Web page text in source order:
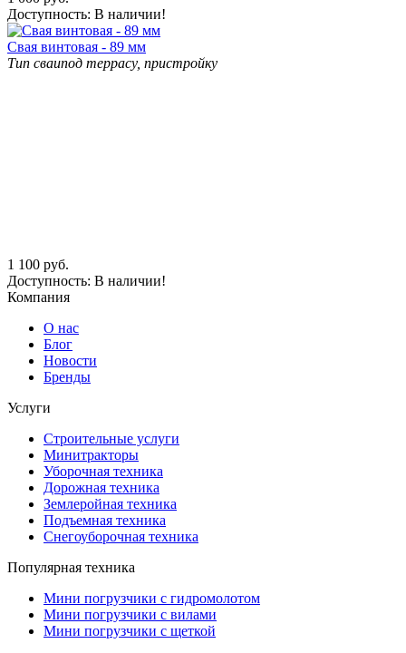
Доступность: В наличии!
Свая винтовая - 89 мм
Тип сваипод террасу, пристройку
1 100 руб.
Доступность: В наличии!
Компания
О нас
Блог
Новости
Бренды
Услуги
Строительные услуги
Минитракторы
Уборочная техника
Дорожная техника
Землеройная техника
Подъемная техника
Снегоуборочная техника
Популярная техника
Мини погрузчики с гидромолотом
Мини погрузчики с вилами
Мини погрузчики с щеткой